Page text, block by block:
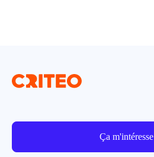
Ça m'intéresse